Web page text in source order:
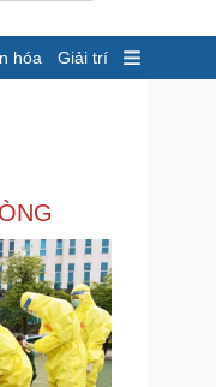
hóa Giải trí